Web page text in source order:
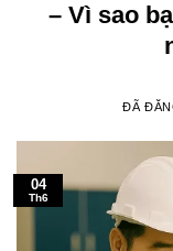
– Vì sao
ĐÃ
04
Th6